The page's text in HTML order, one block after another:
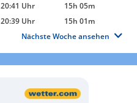
20:41 Uhr
15h 05m
20:39 Uhr
15h 01m
Nächste Woche ansehen